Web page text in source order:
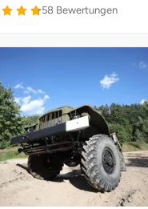
4.7 von 5
58 Bewertungen